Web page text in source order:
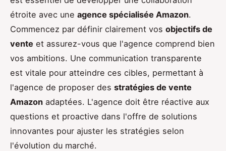
étroite avec une agence spécialisée Amazon.
Commencez par définir clairement vos objectifs de
vente et assurez-vous que l'agence comprend bien
vos ambitions. Une communication transparente
est vitale pour atteindre ces cibles, permettant à
l'agence de proposer des stratégies de vente
Amazon adaptées. L'agence doit être réactive aux
questions et proactive dans l'offre de solutions
innovantes pour ajuster les stratégies selon
l'évolution du marché.